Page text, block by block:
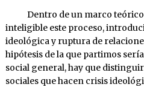
Dentro de un marco teórico
inteligible este proceso,
ideológica y ruptura de
hipótesis de la que partimos
social general, hay que
sociales que hacen crisis